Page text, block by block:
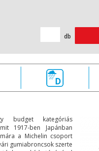
db
D
budget kategóriás
1917-ben Japánban
a Michelin csoport
gumiabroncsok szerte